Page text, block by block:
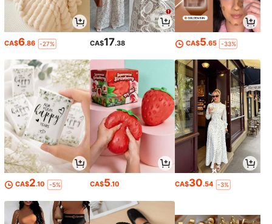
CA$6.86 -27% CA$17.38 CA$5.65 -33%
CA$2.10 -5% CA$5.10 CA$30.54 -3%